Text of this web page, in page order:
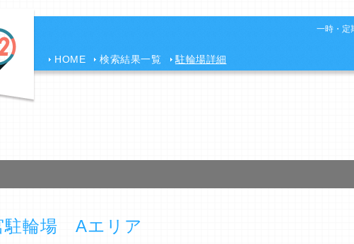
一時・定
HOME 検索結果一覧 駐輪場詳細
駐輪場 Aエリア